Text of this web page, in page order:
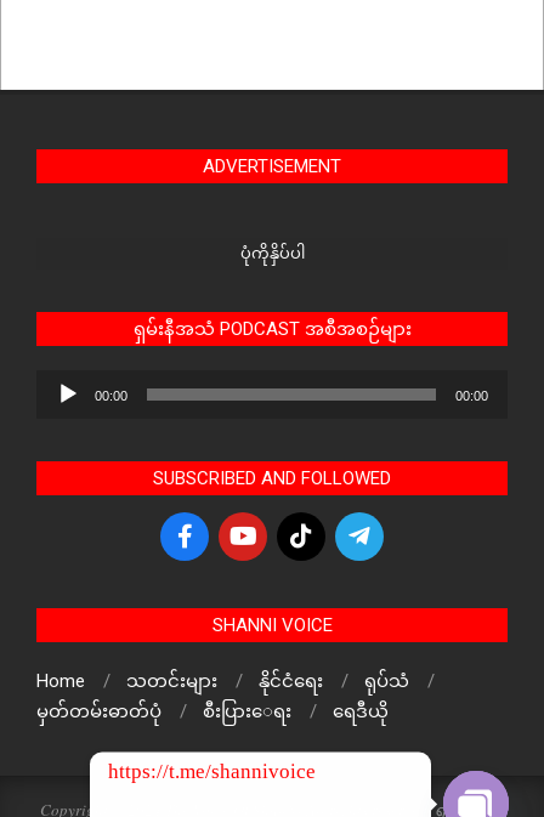
ADVERTISEMENT
ပုံကိုနှိပ်ပါ
ရှမ်းနီအသံ PODCAST အစီအစဉ်များ
Audio
00:00 00:00
SUBSCRIBED AND FOLLOWED
SHANNI VOICE
Home သတင်းများ နိုင်ငံရေး
ရုပ်သံ
မှတ်တမ်းဓာတ်ပုံ
စီးပြားေရး ရေဒီယို
Copyright © 2024 The Voice Of ShanNi All rights reserved. ရှမ်းနီအသံ
https://t.me/shannivoice